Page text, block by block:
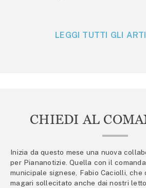
LEGGI TUTTI GLI
CHIEDI AL
Inizia da questo mese una nuova
per Piananotizie. Quella con il
municipale signese, Fabio Caciolli, che
magari sollecitato anche dai nostri